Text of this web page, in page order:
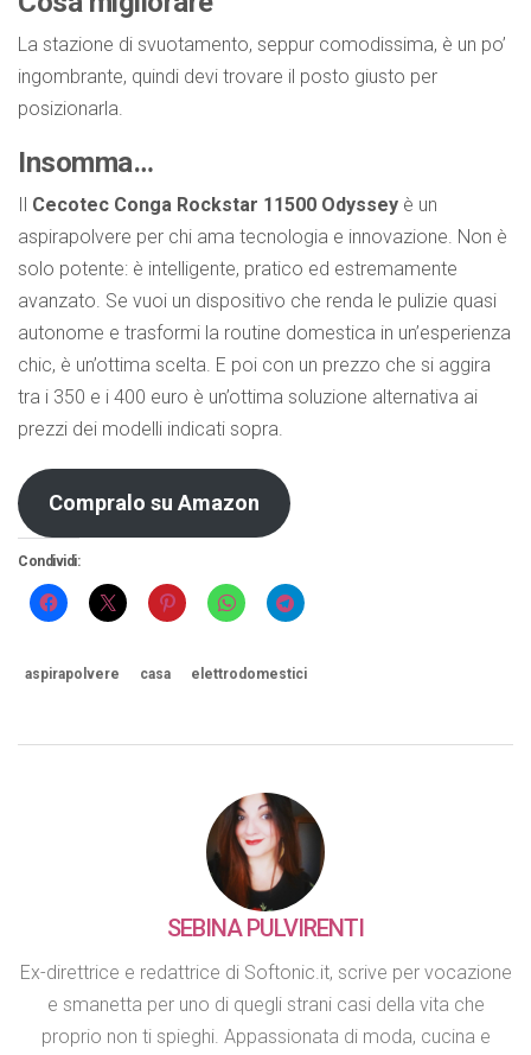
La stazione di svuotamento, seppur comodissima, è un po’
ingombrante, quindi devi trovare il posto giusto per
posizionarla.
Insomma…
Il Cecotec Conga Rockstar 11500 Odyssey è un
aspirapolvere per chi ama tecnologia e innovazione. Non è
solo potente: è intelligente, pratico ed estremamente
avanzato. Se vuoi un dispositivo che renda le pulizie quasi
autonome e trasformi la routine domestica in un’esperienza
chic, è un’ottima scelta. E poi con un prezzo che si aggira
tra i 350 e i 400 euro è un’ottima soluzione alternativa ai
prezzi dei modelli indicati sopra.
Compralo su Amazon
Condividi:
aspirapolvere casa elettrodomestici
SEBINA PULVIRENTI
Ex-direttrice e redattrice di Softonic.it, scrive per vocazione
e smanetta per uno di quegli strani casi della vita che
proprio non ti spieghi. Appassionata di moda, cucina e